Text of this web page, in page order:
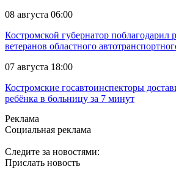
08 августа 06:00
Костромской губернатор поблагодарил
ветеранов областного
07 августа 18:00
Костромские госавтоинспекторы
ребёнка в больницу за 7 минут
Реклама
Социальная реклама
Следите за новостями:
Прислать новость